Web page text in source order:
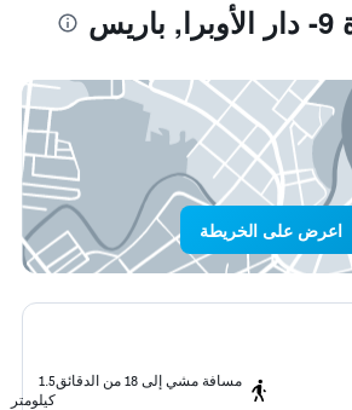
اعرض على الخريطة
مسافة مشي إلى 18 من الدقائق
1.5
كيلومتر